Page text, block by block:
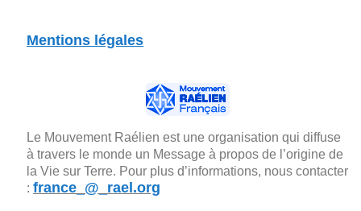
Mentions légales
Le Mouvement Raélien est une organisation qui diffuse
à travers le monde un Message à propos de l’origine de
la Vie sur Terre. Pour plus d’informations, nous contacter
: france_@_rael.org